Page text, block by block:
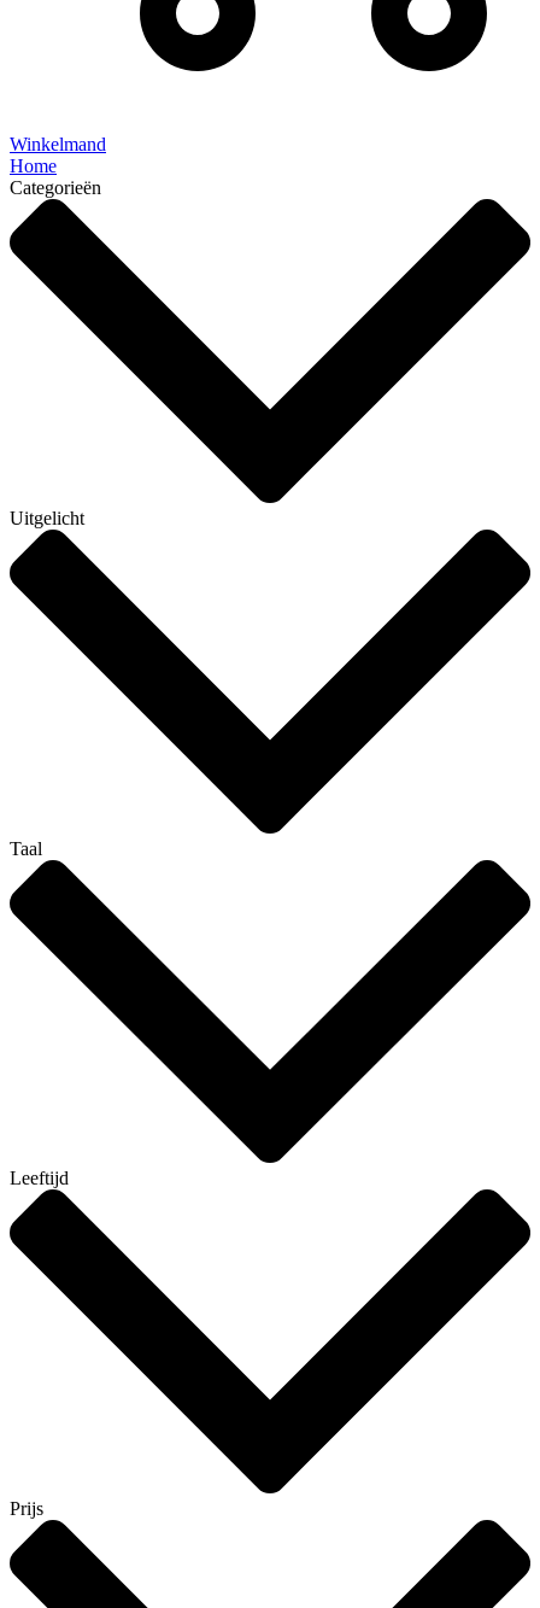
Winkelmand
Home
Categorieën
Uitgelicht
Taal
Leeftijd
Prijs